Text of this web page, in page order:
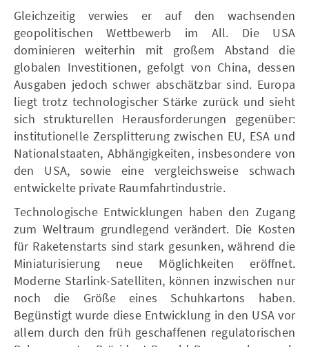
Gleichzeitig verwies er auf den wachsenden
geopolitischen Wettbewerb im All. Die USA
dominieren weiterhin mit großem Abstand die
globalen Investitionen, gefolgt von China, dessen
Ausgaben jedoch schwer abschätzbar sind. Europa
liegt trotz technologischer Stärke zurück und sieht
sich strukturellen Herausforderungen gegenüber:
institutionelle Zersplitterung zwischen EU, ESA und
Nationalstaaten, Abhängigkeiten, insbesondere von
den USA, sowie eine vergleichsweise schwach
entwickelte private Raumfahrtindustrie.
Technologische Entwicklungen haben den Zugang
zum Weltraum grundlegend verändert. Die Kosten
für Raketenstarts sind stark gesunken, während die
Miniaturisierung neue Möglichkeiten eröffnet.
Moderne Starlink-Satelliten, können inzwischen nur
noch die Größe eines Schuhkartons haben.
Begünstigt wurde diese Entwicklung in den USA vor
allem durch den früh geschaffenen regulatorischen